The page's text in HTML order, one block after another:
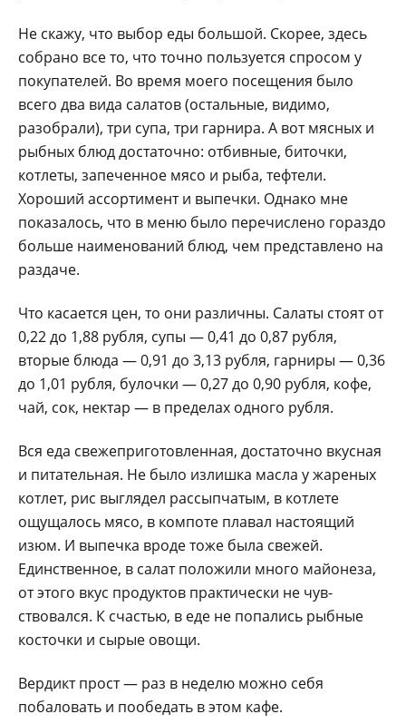
Не скажу, что выбор еды большой. Скорее, здесь
собрано все то, что точно пользуется спросом у
покупателей. Во время моего посещения было
всего два вида салатов (остальные, видимо,
разобрали), три супа, три гарнира. А вот мясных и
рыбных блюд достаточно: отбивные, биточки,
котлеты, запеченное мясо и рыба, тефтели.
Хороший ассортимент и выпечки. Однако мне
показалось, что в меню было перечислено гораздо
больше наименований блюд, чем представлено на
раздаче.
Что касается цен, то они различны. Салаты стоят от
0,22 до 1,88 рубля, супы — 0,41 до 0,87 рубля,
вторые блюда — 0,91 до 3,13 рубля, гарниры — 0,36
до 1,01 рубля, булочки — 0,27 до 0,90 рубля, кофе,
чай, сок, нектар — в пределах одного рубля.
Вся еда свежеприготовленная, достаточно вкусная
и питательная. Не было излишка масла у жареных
котлет, рис выглядел рассыпчатым, в котлете
ощущалось мясо, в компоте плавал настоящий
изюм. И выпечка вроде тоже была свежей.
Единственное, в салат положили много майонеза,
от этого вкус продуктов практически не чув­
ствовался. К счастью, в еде не попались рыбные
косточки и сырые овощи.
Вердикт прост — раз в неделю можно себя
побаловать и пообедать в этом кафе.